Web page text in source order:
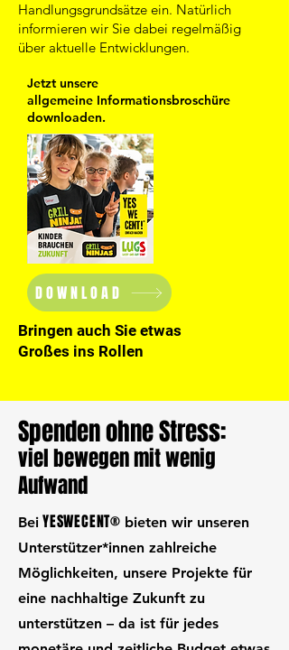
Handlungsgrundsätze ein. Natürlich
informieren wir Sie dabei regelmäßig
über aktuelle Entwicklungen.
Jetzt unsere
allgemeine Informationsbroschüre
downloaden.
DOWNLOAD
Bringen auch Sie etwas
Großes ins Rollen
Spenden ohne Stress:
viel bewegen mit wenig
Aufwand
Bei YESWECENT® bieten wir unseren
Unterstützer*innen zahlreiche
Möglichkeiten, unsere Projekte für
eine nachhaltige Zukunft zu
unterstützen – da ist für jedes